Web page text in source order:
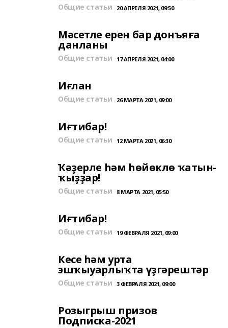
Общие статьи 20 АПРЕЛЯ 2021, 09:50
Мәсетле ерен бар донъяға
данланы
Общие статьи 17 АПРЕЛЯ 2021, 04:00
Иғлан
Общие статьи 26 МАРТА 2021, 09:00
Иғтибар!
Общие статьи 12 МАРТА 2021, 06:30
Ҡәҙерле һәм һөйөклө ҡатын-
ҡыҙҙар!
Общие статьи 8 МАРТА 2021, 05:50
Иғтибар!
Общие статьи 19 ФЕВРАЛЯ 2021, 09:00
Кесе һәм урта
эшҡыуарлыҡта үҙгәрештәр
Общие статьи 3 ФЕВРАЛЯ 2021, 09:00
Розыгрыш призов
Подписка-2021